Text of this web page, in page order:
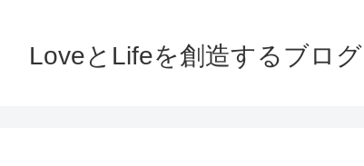
LoveとLifeを創造するブログ